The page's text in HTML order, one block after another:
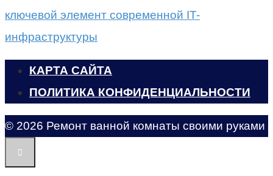
ключевой элемент современной IT-
инфраструктуры
КАРТА САЙТА
ПОЛИТИКА КОНФИДЕНЦИАЛЬНОСТИ
© 2026 Ремонт ванной комнаты своими руками